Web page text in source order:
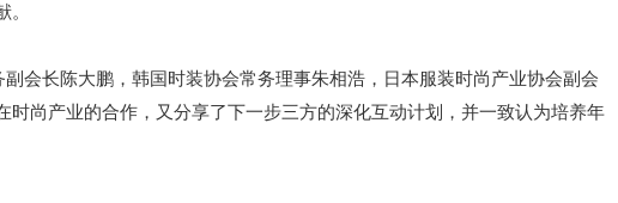
长陈大鹏，韩国时装协会常务理事朱相浩，日本服装时尚产业协会副会
尚产业的合作，又分享了下一步三方的深化互动计划，并一致认为培养年